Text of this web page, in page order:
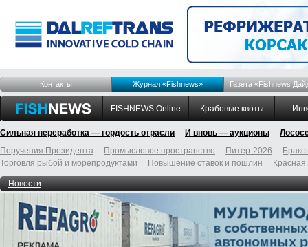
Контакты Журнал «Fishnews» Газета «Fishnews
FISHNEWS Online Крабовые квоты
Сильная переработка — гордость отрасли И вновь — аукционы
Поручения Президента
Промысловое пространство Питер-2026
Торговля рыбой и морепродуктами
Повышение ставок и пошлин
Новости